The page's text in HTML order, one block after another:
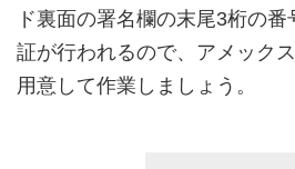
ド裏面の署名欄の末尾3桁の
証が行われるので、アメック
用意して作業しましょう。